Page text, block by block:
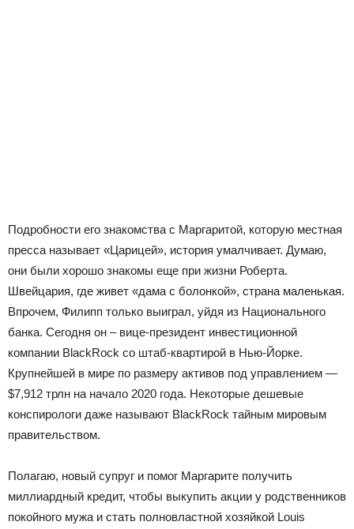
Подробности его знакомства с Маргаритой, которую местная
пресса называет «Царицей», история умалчивает. Думаю,
они были хорошо знакомы еще при жизни Роберта.
Швейцария, где живет «дама с болонкой», страна маленькая.
Впрочем, Филипп только выиграл, уйдя из Национального
банка. Сегодня он – вице-президент инвестиционной
компании BlackRock со штаб-квартирой в Нью-Йорке.
Крупнейшей в мире по размеру активов под управлением —
$7,912 трлн на начало 2020 года. Некоторые дешевые
конспирологи даже называют BlackRock тайным мировым
правительством.
Полагаю, новый супруг и помог Маргарите получить
миллиардный кредит, чтобы выкупить акции у родственников
покойного мужа и стать полновластной хозяйкой Louis